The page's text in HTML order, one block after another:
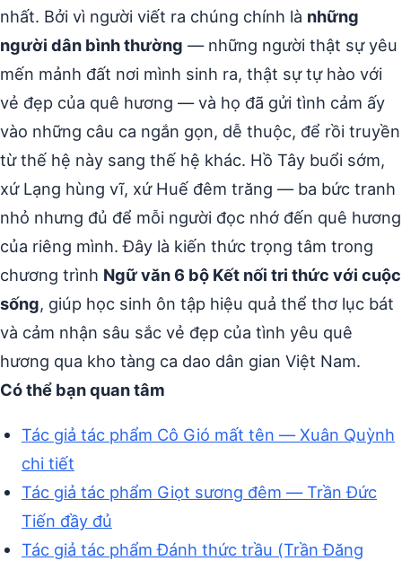
nhất. Bởi vì người viết ra chúng chính là những
người dân bình thường — những người thật sự yêu
mến mảnh đất nơi mình sinh ra, thật sự tự hào với
vẻ đẹp của quê hương — và họ đã gửi tình cảm ấy
vào những câu ca ngắn gọn, dễ thuộc, để rồi truyền
từ thế hệ này sang thế hệ khác. Hồ Tây buổi sớm,
xứ Lạng hùng vĩ, xứ Huế đêm trăng — ba bức tranh
nhỏ nhưng đủ để mỗi người đọc nhớ đến quê hương
của riêng mình. Đây là kiến thức trọng tâm trong
chương trình Ngữ văn 6 bộ Kết nối tri thức với cuộc
sống, giúp học sinh ôn tập hiệu quả thể thơ lục bát
và cảm nhận sâu sắc vẻ đẹp của tình yêu quê
hương qua kho tàng ca dao dân gian Việt Nam.
Có thể bạn quan tâm
Tác giả tác phẩm Cô Gió mất tên — Xuân Quỳnh
chi tiết
Tác giả tác phẩm Giọt sương đêm — Trần Đức
Tiến đầy đủ
Tác giả tác phẩm Đánh thức trầu (Trần Đăng